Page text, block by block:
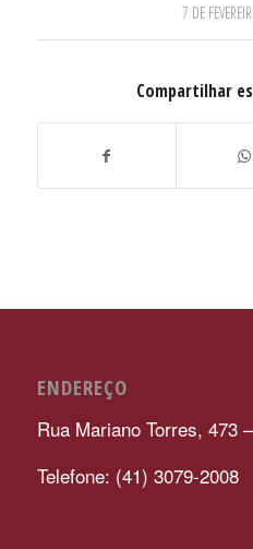
7 DE
Compartilhar
ENDEREÇO
Rua Mariano Torres, 473
Telefone: (41) 3079-2008